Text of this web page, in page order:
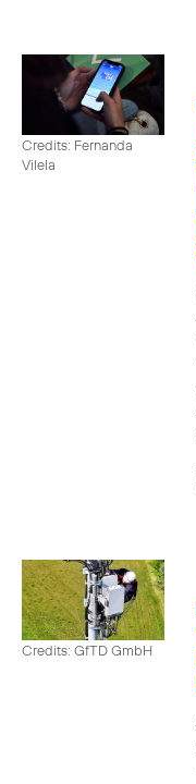
Credits: Fernanda
Vilela
Credits: GfTD GmbH